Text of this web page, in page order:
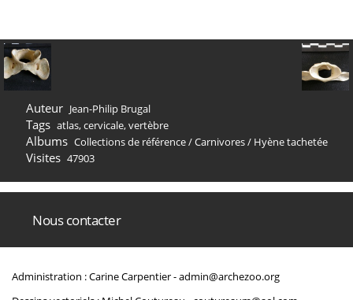
Auteur Jean-Philip Brugal
Tags atlas,cervicale,vertèbre
Albums Collections de référence/Carnivores/ Hyène tachetée
Visites 47903
Nous contacter
Administration : Carine Carpentier -admin@archezoo.org